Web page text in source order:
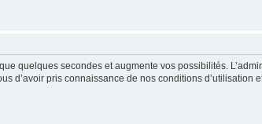
quelques secondes et augmente vos possibilités.
d’avoir pris connaissance de nos conditions